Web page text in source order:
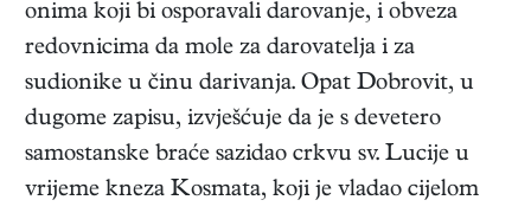
onima koji bi osporavali darovanje, i obveza
redovnicima da mole za darovatelja i za
sudionike u činu darivanja. Opat Dobrovit, u
dugome zapisu, izvješćuje da je s devetero
samostanske braće sazidao crkvu sv. Lucije u
vrijeme kneza Kosmata, koji je vladao cijelom